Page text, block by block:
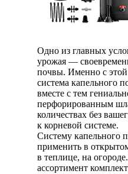
Одно из главных
урожая —
почвы. Именно с этой
система капельного
вместе с тем
перфорированным
количествах без
к корневой системе.
Систему капельного
применить в
в теплице, на
ассортимент